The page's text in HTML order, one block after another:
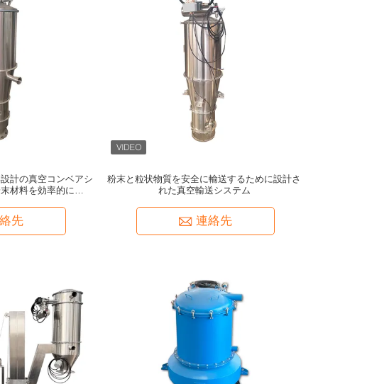
計の真空コンベアシ
材料を効率的に搬送
先
粉末と粒状物質を安全に輸送するために設計さ
れた真空輸送システム
連絡先